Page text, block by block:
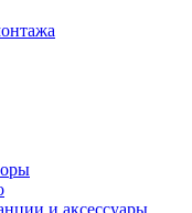
и аксессуары